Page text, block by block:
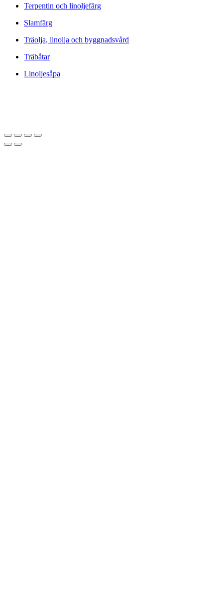
Terpentin och linoljefärg
Slamfärg
Träolja, linolja och byggnadsvård
Träbåtar
Linoljesåpa